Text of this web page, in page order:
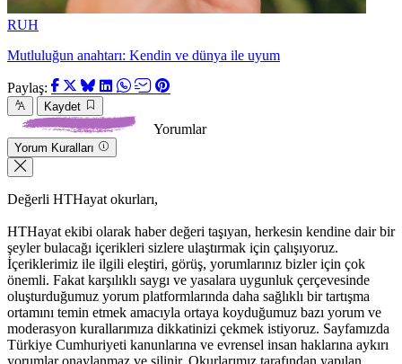
RUH
Mutluluğun anahtarı: Kendin ve dünya ile uyum
Paylaş:
Kaydet
Yorumlar
Yorum Kuralları
Değerli HTHayat okurları,
HTHayat ekibi olarak haber değeri taşıyan, herkesin kendine dair bir
şeyler bulacağı içerikleri sizlere ulaştırmak için çalışıyoruz.
İçeriklerimiz ile ilgili eleştiri, görüş, yorumlarınız bizler için çok
önemli. Fakat karşılıklı saygı ve yasalara uygunluk çerçevesinde
oluşturduğumuz yorum platformlarında daha sağlıklı bir tartışma
ortamını temin etmek amacıyla ortaya koyduğumuz bazı yorum ve
moderasyon kurallarımıza dikkatinizi çekmek istiyoruz. Sayfamızda
Türkiye Cumhuriyeti kanunlarına ve evrensel insan haklarına aykırı